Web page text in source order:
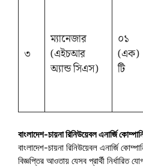
৩
ম্যানেজার
(এইচআর
অ্যান্ড সিএস)
০১
(এক)
টি
বাংলাদেশ-চায়না রিনিউয়েবল এনার্জি
বাংলাদেশ-চায়না রিনিউয়েবল এনার্জি
বিজ্ঞপ্তির আওতায় যেসব প্রার্থী নির্ধারিত